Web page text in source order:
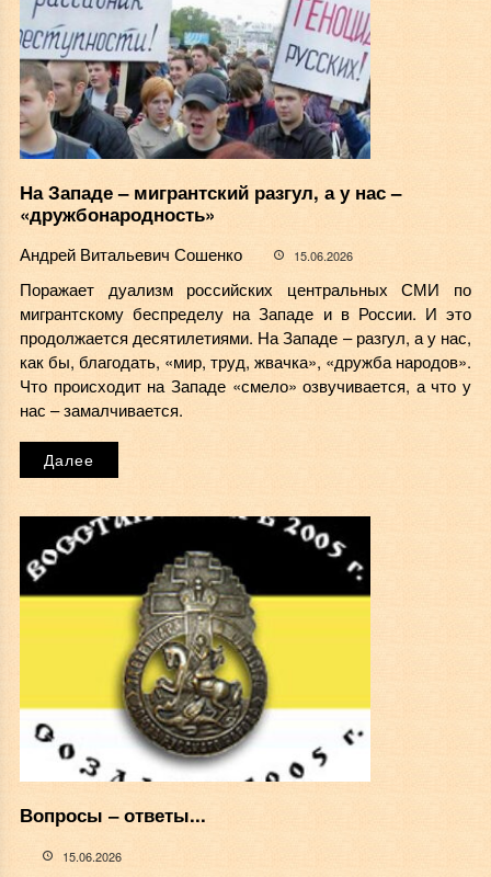
На Западе – мигрантский разгул, а у нас –
«дружбонародность»
Андрей Витальевич Сошенко 15.06.2026
Поражает дуализм российских центральных СМИ по
мигрантскому беспределу на Западе и в России. И это
продолжается десятилетиями. На Западе – разгул, а у нас,
как бы, благодать, «мир, труд, жвачка», «дружба народов».
Что происходит на Западе «смело» озвучивается, а что у
нас – замалчивается.
Далее
Вопросы ‒ ответы...
15.06.2026